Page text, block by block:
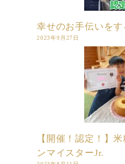
幸せのお手伝いをす
2023年9月27日
【開催！認定！】
ンマイスターJr.